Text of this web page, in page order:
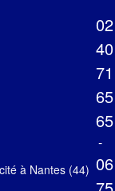
à Nantes (44)
02
40
71
65
65
-
06